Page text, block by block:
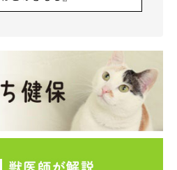
現在と異なる場合があります。